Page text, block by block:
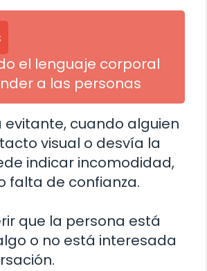
el lenguaje corporal
a las personas
evitante, cuando alguien
visual o desvía la
indicar incomodidad,
falta de confianza.
que la persona está
o no está interesada